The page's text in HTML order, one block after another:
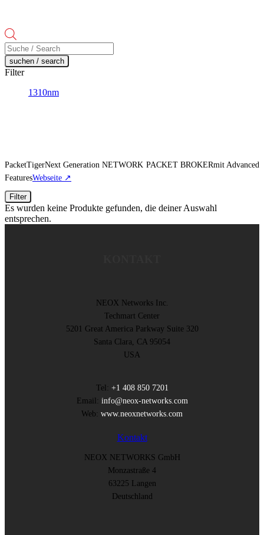
Products
search
suchen / search
Filter
1310nm
PacketTigerNext Generation NETWORK PACKET BROKERmit Advanced
FeaturesWebseite ↗
Filter
Es wurden keine Produkte gefunden, die deiner Auswahl
entsprechen.
NEOX Networks Inc.
Techmart Center
5201 Great America Parkway Suite 320
Santa Clara, CA 95054
USA
Tel: +1 408 850 7201
Email: info@neox-networks.com
Web: www.neoxnetworks.com
Kontakt
NEOX NETWORKS GmbH
Monzastraße 4
63225 Langen
Deutschland